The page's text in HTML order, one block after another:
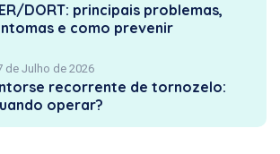
DORT: principais problemas,
e como prevenir
de Julho de 2026
recorrente de tornozelo:
operar?